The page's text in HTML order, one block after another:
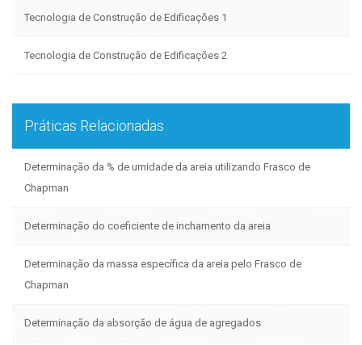
Tecnologia de Construção de Edificações 1
Tecnologia de Construção de Edificações 2
Práticas Relacionadas
Determinação da % de umidade da areia utilizando Frasco de
Chapman
Determinação do coeficiente de inchamento da areia
Determinação da massa específica da areia pelo Frasco de
Chapman
Determinação da absorção de água de agregados